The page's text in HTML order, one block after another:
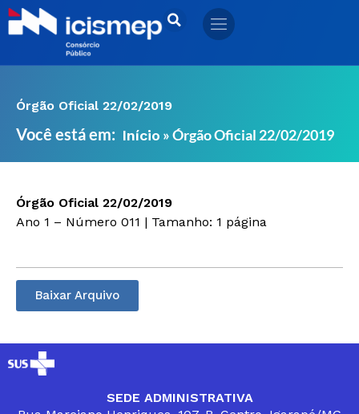
Ir
para
Órgão Oficial 22/02/2019
Você está em: Início »Órgão Oficial 22/02/2019
Órgão Oficial 22/02/2019
Ano 1 – Número 011 | Tamanho: 1 página
Baixar Arquivo
SEDE ADMINISTRATIVA